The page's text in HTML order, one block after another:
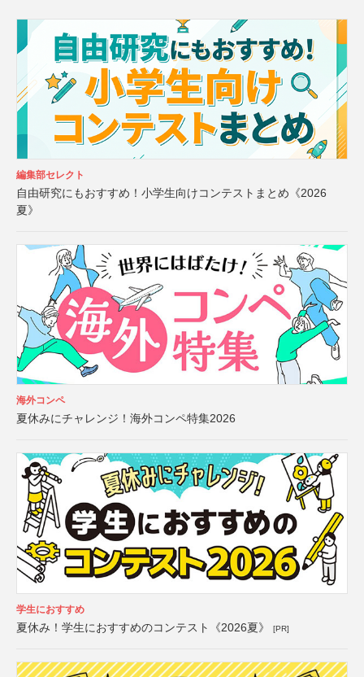
編集部セレクト
自由研究にもおすすめ！小学生向けコンテストまとめ《2026
夏》
海外コンペ
夏休みにチャレンジ！海外コンペ特集2026
学生におすすめ
夏休み！学生におすすめのコンテスト《2026夏》 [PR]